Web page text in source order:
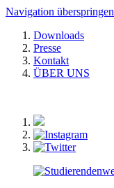
Navigation überspringen
Downloads
Presse
Kontakt
ÜBER UNS